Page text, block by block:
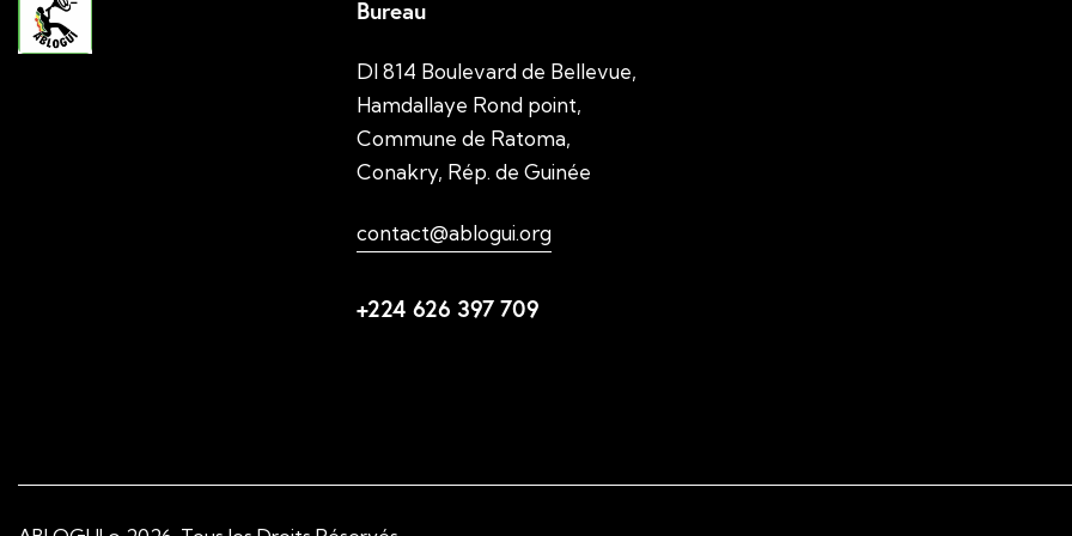
Bureau
DI 814 Boulevard de Bellevue,
Hamdallaye Rond point,
Commune de Ratoma,
Conakry, Rép. de Guinée
contact@ablogui.org
+224 626 397 709